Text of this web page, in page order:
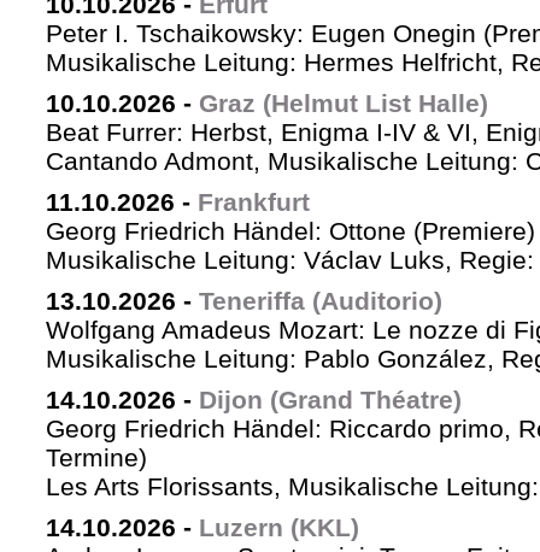
Peter I. Tschaikowsky: Eugen Onegin
Musikalische Leitung: Hermes Helfricht,
10.10.2026 - Graz (Helmut List Halle)
Beat Furrer: Herbst, Enigma I-IV & VI,
Cantando Admont, Musikalische Leitung:
11.10.2026 - Frankfurt
Georg Friedrich Händel: Ottone (Premiere)
Musikalische Leitung: Václav Luks,
13.10.2026 - Teneriffa (Auditorio)
Wolfgang Amadeus Mozart: Le nozze di
Musikalische Leitung: Pablo González,
14.10.2026 - Dijon (Grand Théatre)
Georg Friedrich Händel: Riccardo primo,
Termine)
Les Arts Florissants, Musikalische
14.10.2026 - Luzern (KKL)